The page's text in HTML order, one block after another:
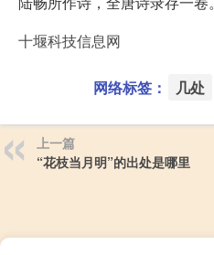
十堰科技信息网
网络标签： 几处
上一篇
“花枝当月明”的出处是哪里